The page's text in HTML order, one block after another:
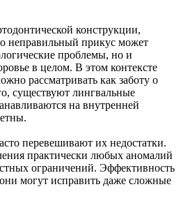
конструкции,
неправильный прикус может
проблемы, но и
в целом. В этом контексте
рассматривать как заботу о
существуют лингвальные
на внутренней
перевешивают их недостатки.
практически любых аномалий
ограничений. Эффективность
могут исправить даже сложные